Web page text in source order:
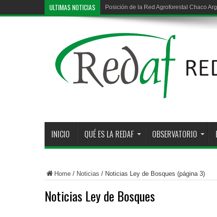
ULTIMAS NOTICIAS Posición de la Red Agroforestal Chaco
Deforestación ilegal en la región
INICIO QUÉ ES LA REDAF OBSERVATORIO
Home / Noticias / Noticias Ley de Bosques (página 3)
Noticias Ley de Bosques